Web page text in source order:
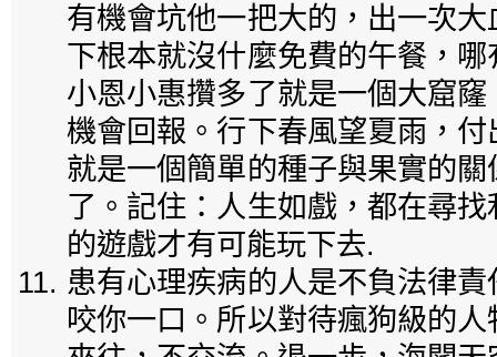
有機會坑他一把大的，出一次
下根本就沒什麼免費的午餐，
小恩小惠攢多了就是一個大窟
機會回報。行下春風望夏雨，
就是一個簡單的種子與果實的
了。記住：人生如戲，都在尋
的遊戲才有可能玩下去.
患有心理疾病的人是不負法律
咬你一口。所以對待瘋狗級的